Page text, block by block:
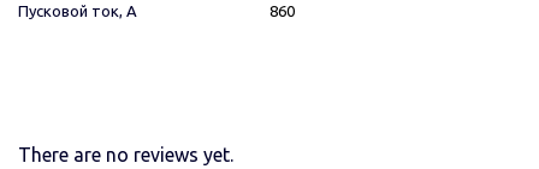
Пусковой ток, А 860
There are no reviews yet.